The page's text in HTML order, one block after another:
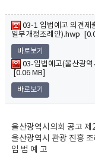
03-1 입법예고 의견제
일부개정조례안).hwp
바로보기
03-입법예고(울산광역
[0.06 MB]
바로보기
울산광역시의회 공고
울산광역시 관광 진흥
입 법 예 고